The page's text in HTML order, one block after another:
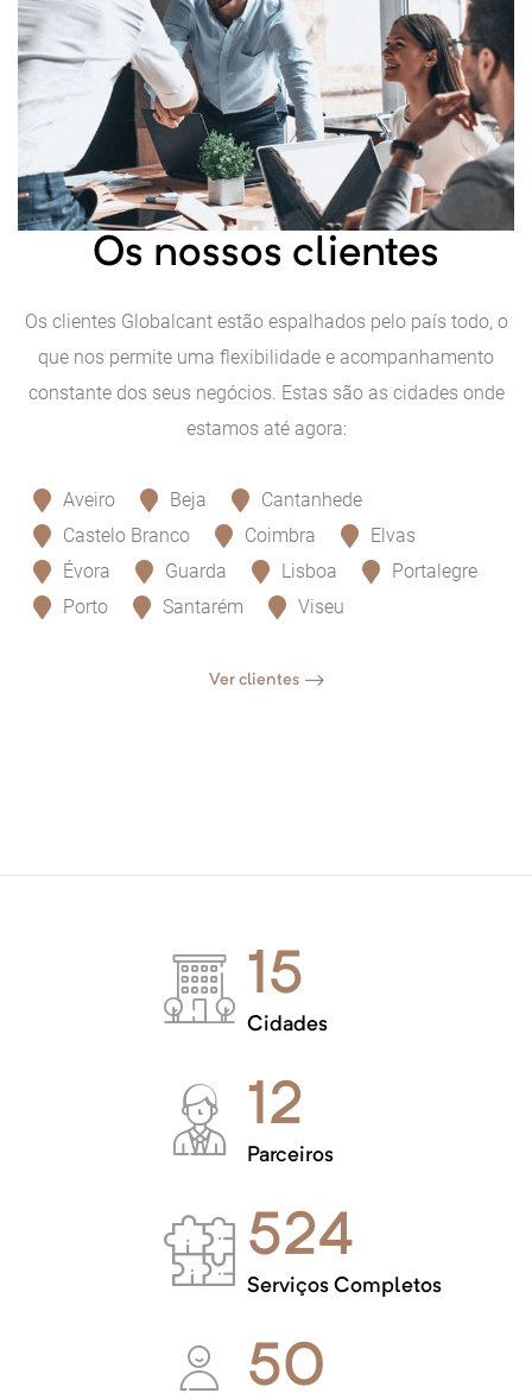
Os nossos clientes
Os clientes Globalcant estão espalhados pelo país todo, o
que nos permite uma flexibilidade e acompanhamento
constante dos seus negócios. Estas são as cidades onde
estamos até agora:
Aveiro Beja
Cantanhede
Castelo Branco
Coimbra
Elvas
Évora
Guarda Lisboa
Portalegre
Porto
Santarém Viseu
Ver clientes
15
Cidades
12
Parceiros
524
Serviços Completos
50